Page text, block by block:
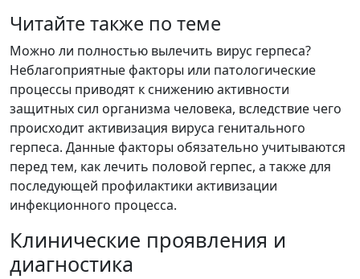
Читайте также по теме
Можно ли полностью вылечить вирус герпеса?
Неблагоприятные факторы или патологические
процессы приводят к снижению активности
защитных сил организма человека, вследствие чего
происходит активизация вируса генитального
герпеса. Данные факторы обязательно учитываются
перед тем, как лечить половой герпес, а также для
последующей профилактики активизации
инфекционного процесса.
Клинические проявления и
диагностика